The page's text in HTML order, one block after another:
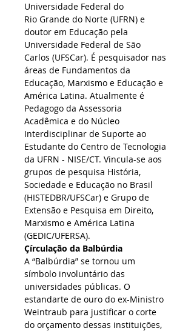
Universidade Federal do
Rio Grande do Norte (UFRN) e
doutor em Educação pela
Universidade Federal de São
Carlos (UFSCar). É pesquisador nas
áreas de Fundamentos da
Educação, Marxismo e Educação e
América Latina. Atualmente é
Pedagogo da Assessoria
Acadêmica e do Núcleo
Interdisciplinar de Suporte ao
Estudante do Centro de Tecnologia
da UFRN - NISE/CT. Vincula-se aos
grupos de pesquisa História,
Sociedade e Educação no Brasil
(HISTEDBR/UFSCar) e Grupo de
Extensão e Pesquisa em Direito,
Marxismo e América Latina
(GEDIC/UFERSA).
Çírculação da Balbúrdia
A “Balbúrdia” se tornou um
símbolo involuntário das
universidades públicas. O
estandarte de ouro do ex-Ministro
Weintraub para justificar o corte
do orçamento dessas instituições,